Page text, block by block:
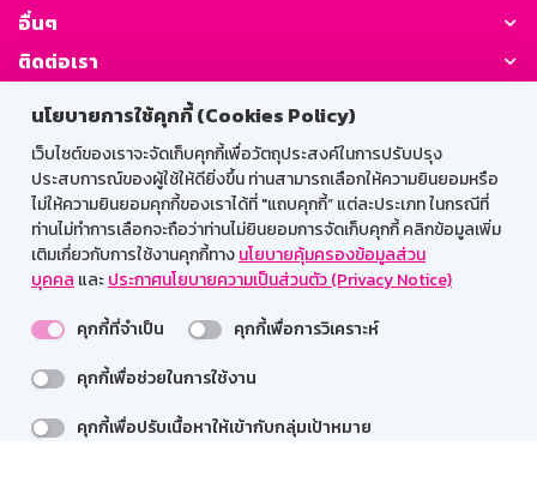
นโยบายการใช้คุกกี้ (Cookies Policy)
เว็บไซต์ของเราจะจัดเก็บคุกกี้เพื่อวัตถุประสงค์ในการปรับปรุง
ประสบการณ์ของผู้ใช้ให้ดียิ่งขึ้น ท่านสามารถเลือกให้ความยินยอมหรือ
ไม่ให้ความยินยอมคุกกี้ของเราได้ที่ "แถบคุกกี้” แต่ละประเภท ในกรณีที่
ท่านไม่ทำการเลือกจะถือว่าท่านไม่ยินยอมการจัดเก็บคุกกี้ คลิกข้อมูลเพิ่ม
เติมเกี่ยวกับการใช้งานคุกกี้ทางนโยบายคุ้มครองข้อมูลส่วน
บุคคล และประกาศนโยบายความเป็นส่วนตัว (Privacy Notice)
คุกกี้ที่จำเป็น
คุกกี้เพื่อการวิเคราะห์
คุกกี้เพื่อช่วยในการใช้งาน
คุกกี้เพื่อปรับเนื้อหาให้เข้ากับกลุ่มเป้าหมาย
อื่นๆ
ติดต่อเรา
GSB Society:
สำหรับพนักงาน
Web HR
GSB Wisdom
M-Search
เข้าสู่ระบบเน็ตเมล
รองรับการใช้งานได้ดีบนเว็บบราวเซอร์